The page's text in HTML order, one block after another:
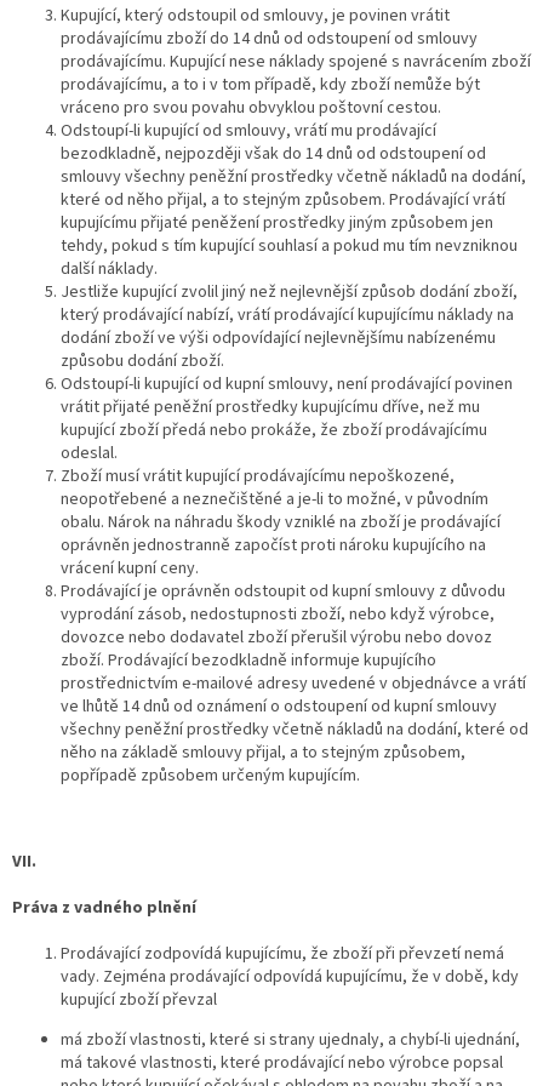
Kupující, který odstoupil od smlouvy, je povinen vrátit
prodávajícímu zboží do 14 dnů od odstoupení od smlouvy
prodávajícímu. Kupující nese náklady spojené s navrácením zboží
prodávajícímu, a to i v tom případě, kdy zboží nemůže být
vráceno pro svou povahu obvyklou poštovní cestou.
Odstoupí-li kupující od smlouvy, vrátí mu prodávající
bezodkladně, nejpozději však do 14 dnů od odstoupení od
smlouvy všechny peněžní prostředky včetně nákladů na dodání,
které od něho přijal, a to stejným způsobem. Prodávající vrátí
kupujícímu přijaté peněžení prostředky jiným způsobem jen
tehdy, pokud s tím kupující souhlasí a pokud mu tím nevzniknou
další náklady.
Jestliže kupující zvolil jiný než nejlevnější způsob dodání zboží,
který prodávající nabízí, vrátí prodávající kupujícímu náklady na
dodání zboží ve výši odpovídající nejlevnějšímu nabízenému
způsobu dodání zboží.
Odstoupí-li kupující od kupní smlouvy, není prodávající povinen
vrátit přijaté peněžní prostředky kupujícímu dříve, než mu
kupující zboží předá nebo prokáže, že zboží prodávajícímu
odeslal.
Zboží musí vrátit kupující prodávajícímu nepoškozené,
neopotřebené a neznečištěné a je-li to možné, v původním
obalu. Nárok na náhradu škody vzniklé na zboží je prodávající
oprávněn jednostranně započíst proti nároku kupujícího na
vrácení kupní ceny.
Prodávající je oprávněn odstoupit od kupní smlouvy z důvodu
vyprodání zásob, nedostupnosti zboží, nebo když výrobce,
dovozce nebo dodavatel zboží přerušil výrobu nebo dovoz
zboží. Prodávající bezodkladně informuje kupujícího
prostřednictvím e-mailové adresy uvedené v objednávce a vrátí
ve lhůtě 14 dnů od oznámení o odstoupení od kupní smlouvy
všechny peněžní prostředky včetně nákladů na dodání, které od
něho na základě smlouvy přijal, a to stejným způsobem,
popřípadě způsobem určeným kupujícím.
VII.
Práva z vadného plnění
Prodávající zodpovídá kupujícímu, že zboží při převzetí nemá
vady. Zejména prodávající odpovídá kupujícímu, že v době, kdy
kupující zboží převzal
má zboží vlastnosti, které si strany ujednaly, a chybí-li ujednání,
má takové vlastnosti, které prodávající nebo výrobce popsal